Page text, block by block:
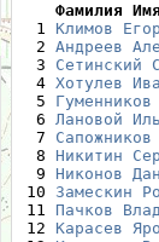
Фамилия
1 Климов Егор
  2
Андреев
  3
Сетинский
  4
Хотулев
  5
Гуменников
  6
Лановой
  7
Сапожников
  8
Никитин
  9
Никонов
10 Замескин
11 Пачков
12 Карасев